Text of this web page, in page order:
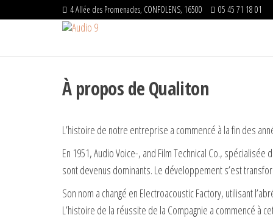
ce
4 Allée des Promenades, CONFOLENS, 16500 05 45 71 18 01
9
Matériels
À propos de Qualiton
L’histoire de notre entreprise a commencé à la fin des
En 1951, Audio Voice-, and Film Technical Co.,
sont devenus dominants. Le développement s’est
Son nom a changé en Electroacoustic Factory, utilisant
L’histoire de la réussite de la Compagnie a commencé